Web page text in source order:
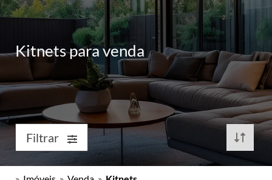
Kitnets para venda
Filtrar